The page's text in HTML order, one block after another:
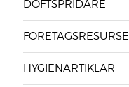
DOFTSPRIDARE
HYGIENARTIKLAR